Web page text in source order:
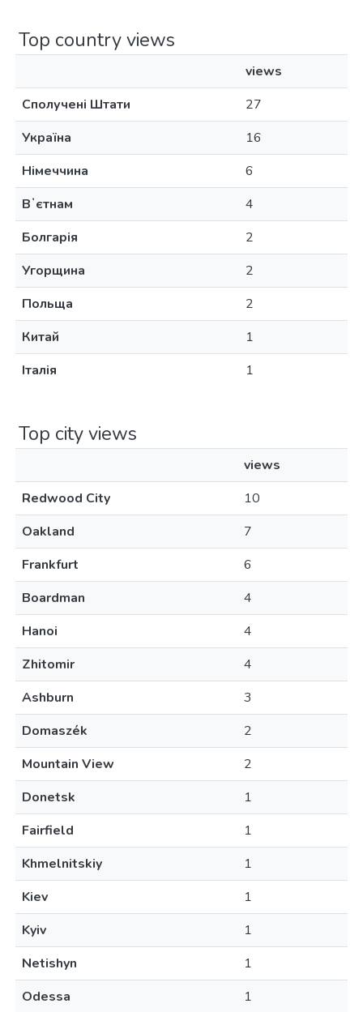
Top country views
views
Сполучені Штати
27
Україна
16
Німеччина
6
Вʼєтнам
4
Болгарія
2
Угорщина
2
Польща
2
Китай
1
Італія
1
Top city views
views
Redwood City
10
Oakland
7
Frankfurt
6
Boardman
4
Hanoi
4
Zhitomir
4
Ashburn
3
Domaszék
2
Mountain View
2
Donetsk
1
Fairfield
1
Khmelnitskiy
1
Kiev
1
Kyiv
1
Netishyn
1
Odessa
1